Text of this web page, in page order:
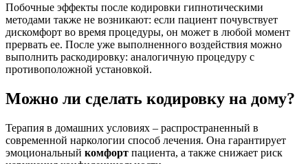
Побочные эффекты после кодировки гипнотическими
методами также не возникают: если пациент почувствует
дискомфорт во время процедуры, он может в любой момент
прервать ее. После уже выполненного воздействия можно
выполнить раскодировку: аналогичную процедуру с
противоположной установкой.
Можно ли сделать кодировку на дому?
Терапия в домашних условиях – распространенный в
современной наркологии способ лечения. Она гарантирует
эмоциональный комфорт пациента, а также снижает риск